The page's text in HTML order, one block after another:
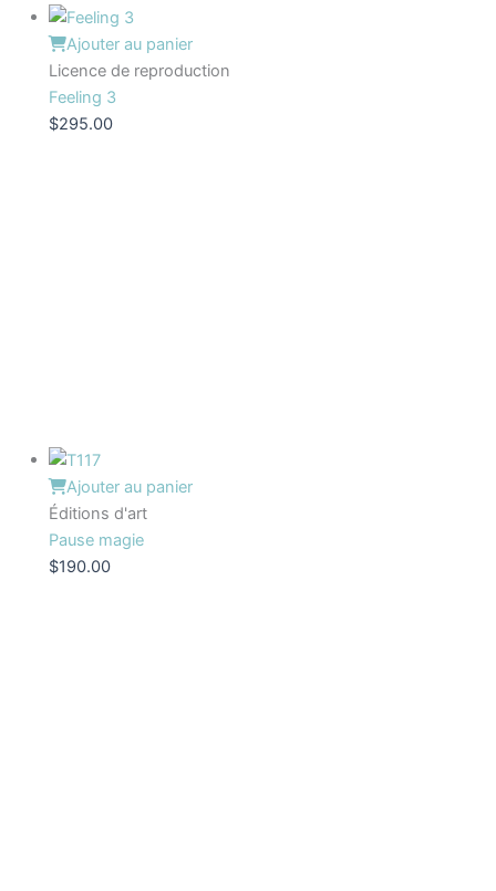
Ajouter au panier
Licence de reproduction
Feeling 3
$295.00
Ajouter au panier
Éditions d'art
Pause magie
$190.00